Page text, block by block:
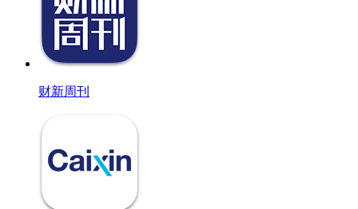
财新周刊